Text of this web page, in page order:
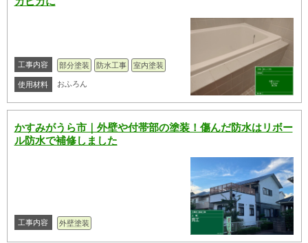
工事内容 部分塗装 防水工事 室内塗装
使用材料 おふろん
かすみがうら市｜外壁や付帯部の塗装！傷んだ防水はリボー
ル防水で補修しました
工事内容 外壁塗装